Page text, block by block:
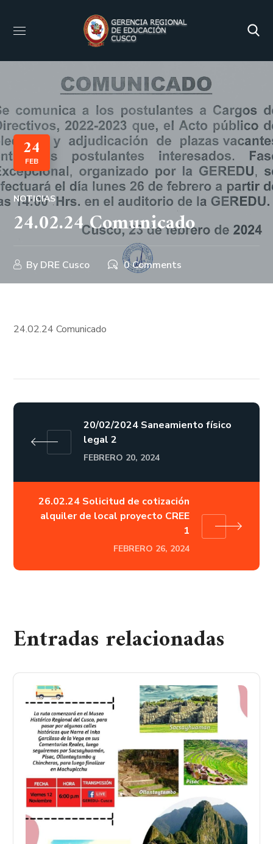
24
FEB
NOTICIAS
24.02.24 Comunicado
By DRE Cusco 0 Comments
24.02.24 Comunicado
20/02/2024 Saneamiento físico
legal 2
FEBRERO 20, 2024
26.02.24 Solicitud de cotización
alquiler de local proyecto CREE
1
FEBRERO 26, 2024
Entradas relacionadas